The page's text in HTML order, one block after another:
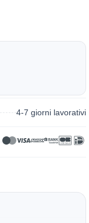
4-7 giorni lavorativi